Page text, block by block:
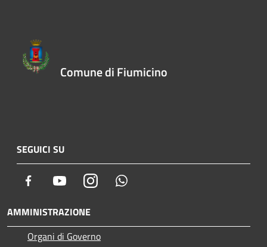
Comune di Fiumicino
SEGUICI SU
Facebook YoutubeInstagram
AMMINISTRAZIONE
Organi di Governo